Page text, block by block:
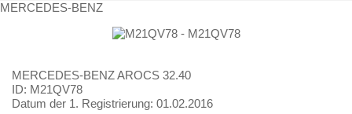
MERCEDES-BENZ
MERCEDES-BENZAROCS 32.40
ID: M21QV78
Datum der 1. Registrierung: 01.02.2016